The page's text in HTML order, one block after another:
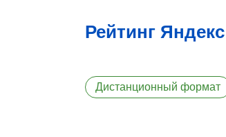
Рейтинг Яндекс
Дистанционный формат